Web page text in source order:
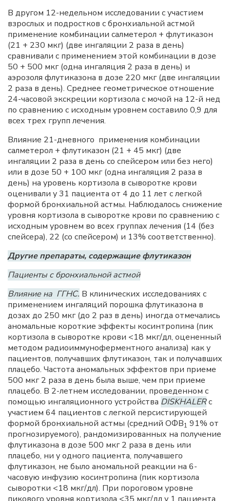
В другом 12-недельном исследовании с участием
взрослых и подростков с бронхиальной астмой
применение комбинации салметерол + флутиказон
(21 + 230 мкг) (две ингаляции 2 раза в день)
сравнивали с применением этой комбинации в дозе
50 + 500 мкг (одна ингаляция 2 раза в день) и
аэрозоля флутиказона в дозе 220 мкг (две ингаляции
2 раза в день). Среднее геометрическое отношение
24-часовой экскреции кортизола с мочой на 12-й нед
по сравнению с исходным уровнем составило 0,9 для
всех трех групп лечения.
Влияние 21-дневного применения комбинации
салметерол + флутиказон (21 + 45 мкг) (две
ингаляции 2 раза в день со спейсером или без него)
или в дозе 50 + 100 мкг (одна ингаляция 2 раза в
день) на уровень кортизола в сыворотке крови
оценивали у 31 пациента от 4 до 11 лет с легкой
формой бронхиальной астмы. Наблюдалось снижение
уровня кортизола в сыворотке крови по сравнению с
исходным уровнем во всех группах лечения (14 (без
спейсера), 22 (со спейсером) и 13% соответственно).
Другие препараты, содержащие флутиказон
Пациенты с бронхиальной астмой
Влияние на ГГНС. В клинических исследованиях с
применением ингаляций порошка флутиказона в
дозах до 250 мкг (до 2 раз в день) иногда отмечались
аномальные короткие эффекты косинтропина (пик
кортизола в сыворотке крови <18 мкг/дл, оцененный
методом радиоиммуноферментного анализа) как у
пациентов, получавших флутиказон, так и получавших
плацебо. Частота аномальных эффектов при приеме
500 мкг 2 раза в день была выше, чем при приеме
плацебо. В 2-летнем исследовании, проведенном с
помощью ингаляционного устройства DISKHALERс
участием 64 пациентов с легкой персистирующей
формой бронхиальной астмы (средний ОФВ1 91% от
прогнозируемого), рандомизированных на получение
флутиказона в дозе 500 мкг 2 раза в день или
плацебо, ни у одного пациента, получавшего
флутиказон, не было аномальной реакции на 6-
часовую инфузию косинтропина (пик кортизола
сыворотки <18 мкг/дл). При пороговом уровне